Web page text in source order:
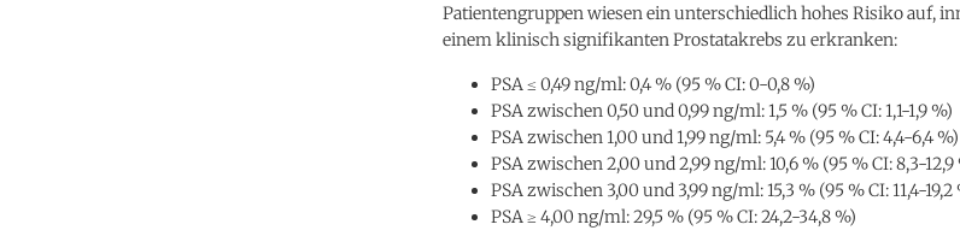
Patientengruppen wiesen ein unterschiedlich hohes Risiko auf,
einem klinisch signifikanten Prostatakrebs zu erkranken:
PSA ≤ 0,49 ng/ml: 0,4 % (95 % CI: 0-0,8 %)
PSA zwischen 0,50 und 0,99 ng/ml: 1,5 % (95 % CI: 1,1-1,9 %)
PSA zwischen 1,00 und 1,99 ng/ml: 5,4 % (95 % CI: 4,4-6,4 %)
PSA zwischen 2,00 und 2,99 ng/ml: 10,6 % (95 % CI: 8,3-12,9
PSA zwischen 3,00 und 3,99 ng/ml: 15,3 % (95 % CI: 11,4-19,2
PSA ≥ 4,00 ng/ml: 29,5 % (95 % CI: 24,2-34,8 %)